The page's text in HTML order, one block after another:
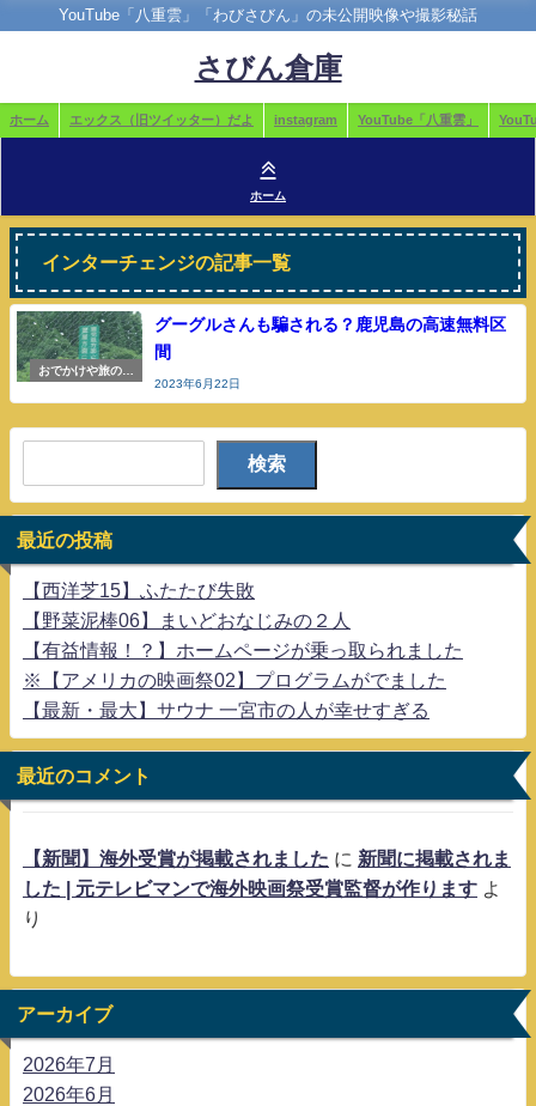
YouTube「八重雲」「わびさびん」の未公開映像や撮影秘話
さびん倉庫
ホーム エックス（旧ツイッター）だよ instagram YouTube「八重雲」
ホーム
インターチェンジの記事一覧
おでかけや旅の参
グーグルさんも騙される？鹿児島の高速無料区
間
2023年6月22日
検索
最近の投稿
【西洋芝15】ふたたび失敗
【野菜泥棒06】まいどおなじみの２人
【有益情報！？】ホームページが乗っ取られました
※【アメリカの映画祭02】プログラムがでました
【最新・最大】サウナ 一宮市の人が幸せすぎる
最近のコメント
【新聞】海外受賞が掲載されました に 新聞に掲載されま
した | 元テレビマンで海外映画祭受賞監督が作ります よ
り
アーカイブ
2026年7月
2026年6月